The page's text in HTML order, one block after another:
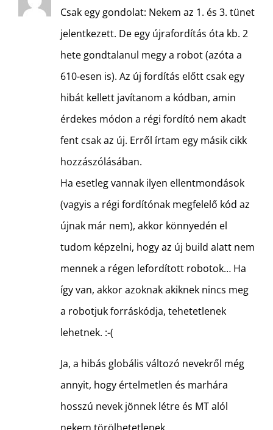
Csak egy gondolat: Nekem az 1. és 3. tünet
jelentkezett. De egy újrafordítás óta kb. 2
hete gondtalanul megy a robot (azóta a
610-esen is). Az új fordítás előtt csak egy
hibát kellett javítanom a kódban, amin
érdekes módon a régi fordító nem akadt
fent csak az új. Erről írtam egy másik cikk
hozzászólásában.
Ha esetleg vannak ilyen ellentmondások
(vagyis a régi fordítónak megfelelő kód az
újnak már nem), akkor könnyedén el
tudom képzelni, hogy az új build alatt nem
mennek a régen lefordított robotok… Ha
így van, akkor azoknak akiknek nincs meg
a robotjuk forráskódja, tehetetlenek
lehetnek. :-(
Ja, a hibás globális változó nevekről még
annyit, hogy értelmetlen és marhára
hosszú nevek jönnek létre és MT alól
nekem törölhetetlenek.